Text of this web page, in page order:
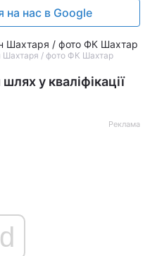
на нас в Google
Шахтаря / фото ФК Шахтар
у кваліфікації
Реклама